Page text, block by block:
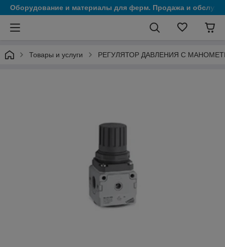
Оборудование и материалы для ферм. Продажа и
Товары и услуги РЕГУЛЯТОР ДАВЛЕНИЯ С